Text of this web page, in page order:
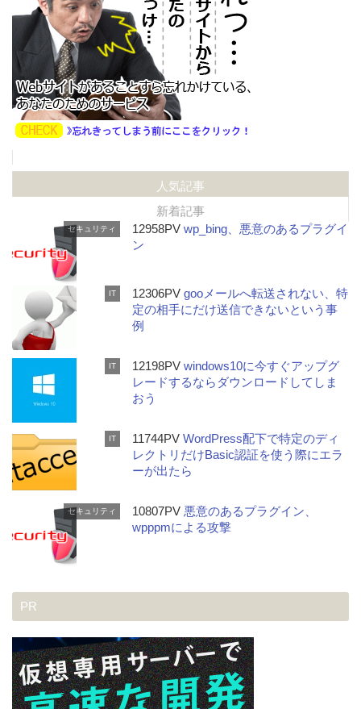
人気記事
新着記事
セキュリティ 12958PVwp_bing、悪意のあるプラグイ
ン
IT 12306PVgooメールへ転送されない、特
定の相手にだけ送信できないという事
例
IT 12198PVwindows10に今すぐアップグ
レードするならダウンロードしてしま
おう
IT 11744PVWordPress配下で特定のディ
レクトリだけBasic認証を使う際にエラ
ーが出たら
セキュリティ 10807PV 悪意のあるプラグイン、
wpppmによる攻撃
PR